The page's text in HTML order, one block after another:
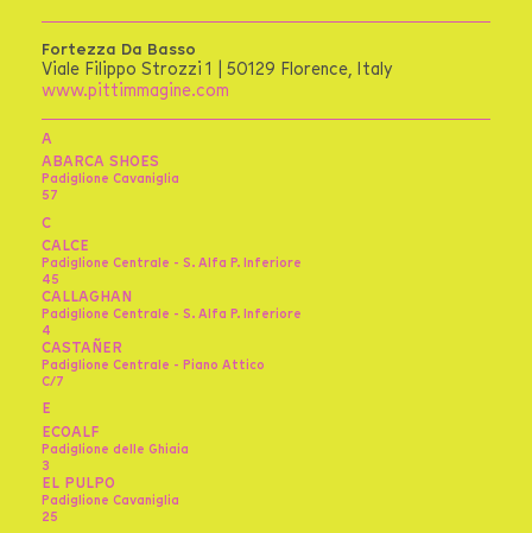
Fortezza Da Basso
Viale Filippo Strozzi 1 | 50129 Florence, Italy
www.pittimmagine.com
A
ABARCA SHOES
Padiglione Cavaniglia
57
C
CALCE
Padiglione Centrale - S. Alfa P. Inferiore
45
CALLAGHAN
Padiglione Centrale - S. Alfa P. Inferiore
4
CASTAÑER
Padiglione Centrale - Piano Attico
C/7
E
ECOALF
Padiglione delle Ghiaia
3
EL PULPO
Padiglione Cavaniglia
25